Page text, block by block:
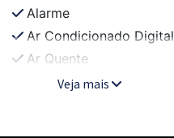
Alarme
Ar Condicionado Digital
Ar Quente
Veja mais